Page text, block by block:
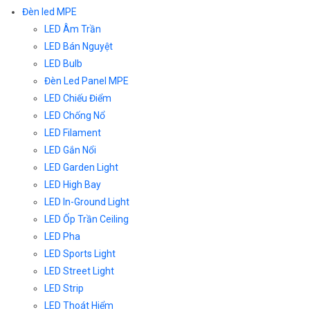
Đèn led MPE
LED Âm Trần
LED Bán Nguyệt
LED Bulb
Đèn Led Panel MPE
LED Chiếu Điểm
LED Chống Nổ
LED Filament
LED Gắn Nổi
LED Garden Light
LED High Bay
LED In-Ground Light
LED Ốp Trần Ceiling
LED Pha
LED Sports Light
LED Street Light
LED Strip
LED Thoát Hiểm